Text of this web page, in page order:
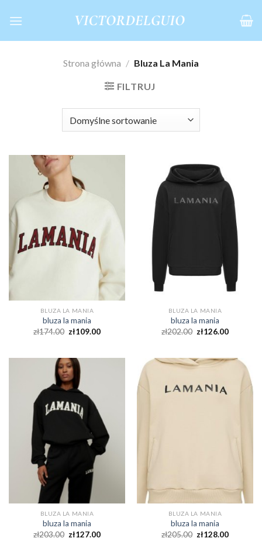
Strona główna / Bluza La Mania
FILTRUJ
BLUZA LA MANIA
bluza la mania
zł174.00 zł109.00
BLUZA LA MANIA
bluza la mania
zł202.00 zł126.00
BLUZA LA MANIA
bluza la mania
zł203.00 zł127.00
BLUZA LA MANIA
bluza la mania
zł205.00 zł128.00